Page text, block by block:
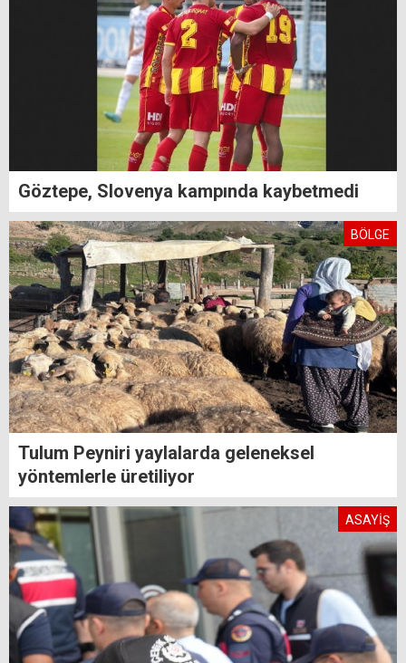
Göztepe, Slovenya kampında kaybetmedi
BÖLGE
Tulum Peyniri yaylalarda geleneksel
yöntemlerle üretiliyor
ASAYİŞ